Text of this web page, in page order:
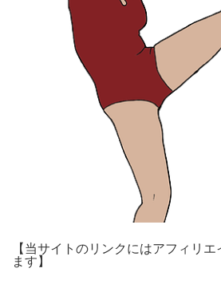
【当サイトのリンクにはアフィリ
ます】